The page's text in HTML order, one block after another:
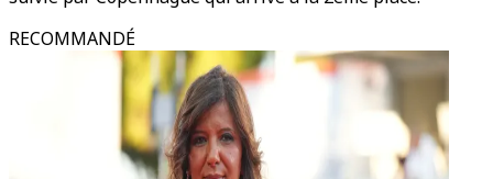
RECOMMANDÉ